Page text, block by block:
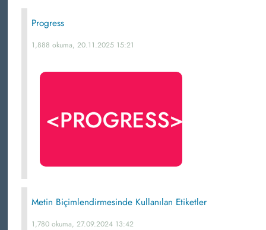
Progress
1,888 okuma, 20.11.2025 15:21
Metin Biçimlendirmesinde Kullanılan Etiketler
1,780 okuma, 27.09.2024 13:42